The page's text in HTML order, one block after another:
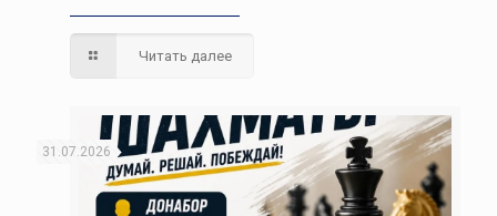
Читать далее
31.07.2026